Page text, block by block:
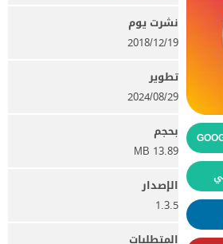
نشرت يوم
19‏/12‏/2018
تطوير
29‏/08‏/2024
بحجم
13.89 MB
الإصدار
1.3.5
المتطلبات